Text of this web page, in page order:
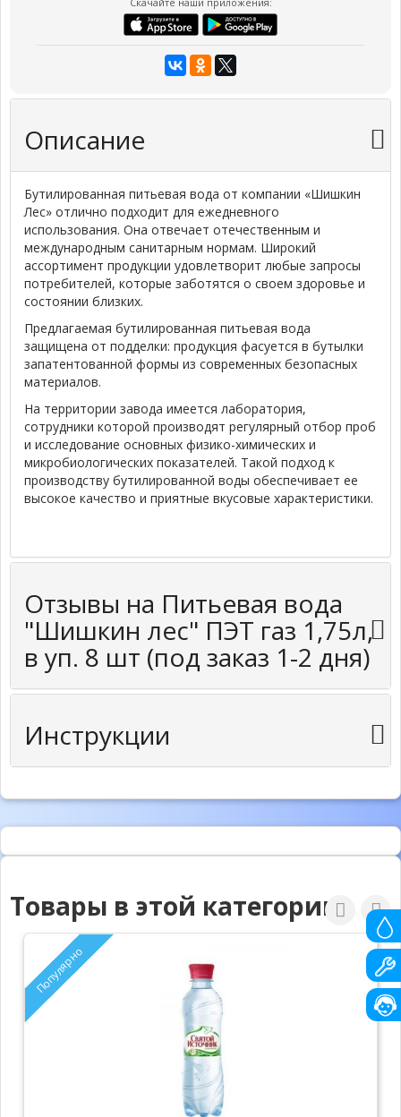
Описание
Бутилированная питьевая вода от компании «Шишкин
Лес» отлично подходит для ежедневного
использования. Она отвечает отечественным и
международным санитарным нормам. Широкий
ассортимент продукции удовлетворит любые запросы
потребителей, которые заботятся о своем здоровье и
состоянии близких.
Предлагаемая бутилированная питьевая вода
защищена от подделки: продукция фасуется в бутылки
запатентованной формы из современных безопасных
материалов.
На территории завода имеется лаборатория,
сотрудники которой производят регулярный отбор проб
и исследование основных физико-химических и
микробиологических показателей. Такой подход к
производству бутилированной воды обеспечивает ее
высокое качество и приятные вкусовые характеристики.
Отзывы на Питьевая вода
"Шишкин лес" ПЭТ газ 1,75л,
в уп. 8 шт (под заказ 1-2 дня)
Инструкции
Товары в этой категории
Популярно